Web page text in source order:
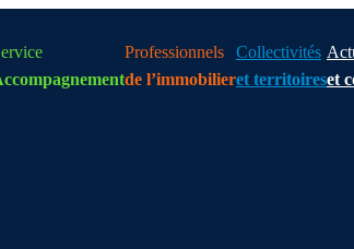
Professionnels
de l’immobilier
Collectivités
et territoireset